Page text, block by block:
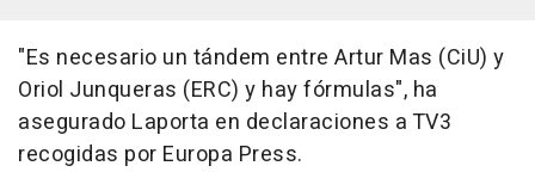
"Es necesario un tándem entre Artur Mas (CiU) y
Oriol Junqueras (ERC) y hay fórmulas", ha
asegurado Laporta en declaraciones a TV3
recogidas por Europa Press.